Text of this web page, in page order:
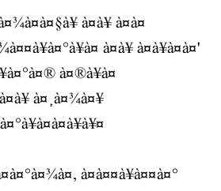
à¤à¥ à¤à¤
à¤à¥ à¤à¥à¤à¤'
à¤®à¥à¤
à¤¸à¤¾à¤¥
à¤à¤¤à¥à¤¤à¤°